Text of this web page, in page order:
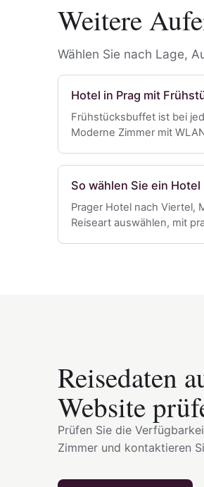
Weitere
Wählen Sie nach Lage,
Hotel in Prag mit
Frühstücksbuffet ist bei
Moderne Zimmer mit
So wählen Sie ein Hotel
Prager Hotel nach Viertel,
Reiseart auswählen, mit
Reisedaten
Website
Prüfen Sie die
Zimmer und kontaktieren